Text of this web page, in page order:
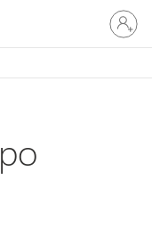
Vpišite
se
v
račun